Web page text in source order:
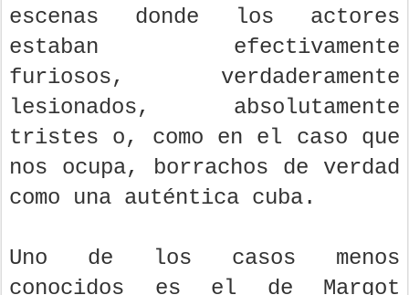
escenas donde los actores
estaban efectivamente
furiosos, verdaderamente
lesionados, absolutamente
tristes o, como en el caso que
nos ocupa, borrachos de verdad
como una auténtica cuba.
Uno de los casos menos
conocidos es el de Margot